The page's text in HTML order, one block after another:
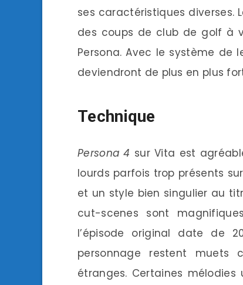
ses caractéristiques
des coups de club de golf à
Persona. Avec le système de
deviendront de plus en plus
Technique
Persona 4 sur Vita est
lourds parfois trop présents
et un style bien singulier au
cut-scenes sont
l’épisode original date de
personnage restent
étranges. Certaines